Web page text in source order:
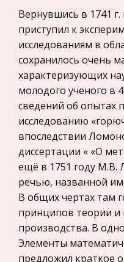
кредитные
Политология,
Биржевое дело
Медицина
Пищевые
Конституционное
зарубежных стран
Государственное
Налоги
Транспорт
Жилищное право
Гражданское
строени
Применение как
Никоноров Андрей
Смоленск ул.
Смоленск 2006г.
формы реализации
требования и
Персональные ЭВМ.
современном мире
Введение. Глава I .
Механические
Бэббиджа. Глава II .
Компьютеры
Компьютеры
Вернувшись в 1741
приступил к
исследованиям в
сохранилось очень
характеризующих
молодого ученого в
сведений об опытах
исследованию
впоследствии
диссертации « «О
ещё в 1751 году М.В.
речью, названной
В общих чертах там
принципов теории и
производства. В
Элементы
предложил краткое